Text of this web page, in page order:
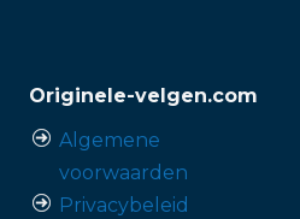
Originele-velgen.com
Algemene
voorwaarden
Privacybeleid